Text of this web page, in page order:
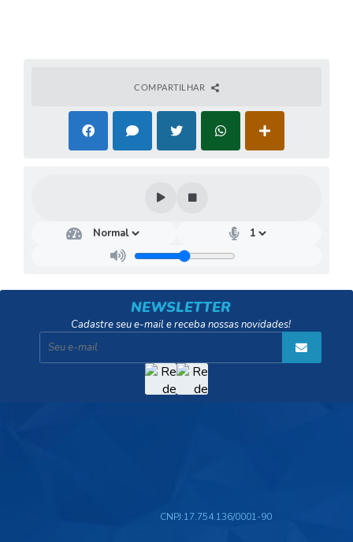
COMPARTILHAR
NEWSLETTER
Cadastre seu e-mail e receba nossas novidades!
CNPJ:17.754.136/0001-90